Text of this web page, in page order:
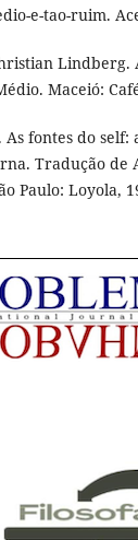
e-tao-ruim.
Lindberg.
Maceió:
As fontes do self:
Tradução de
Paulo: Loyola,